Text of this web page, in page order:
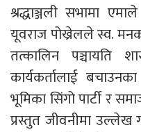
श्रद्धाञ्जली सभामा
यूवराज पोख्रेलले स्व.
तत्कालिन पञ्चायति
कार्यकर्तालाई
भूमिका सिंगो पार्टी र
प्रस्तुत जीवनीमा उल्लेख